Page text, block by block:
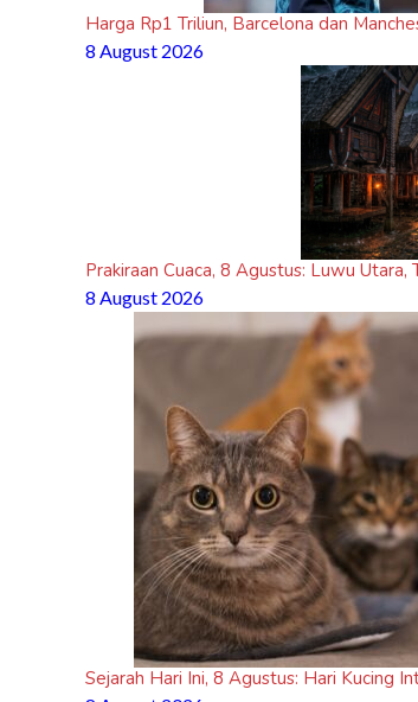
Harga Rp1 Triliun, Barcelona dan
8 August 2026
Prakiraan Cuaca, 8 Agustus: Luwu
8 August 2026
Sejarah Hari Ini, 8 Agustus: Hari Kucing